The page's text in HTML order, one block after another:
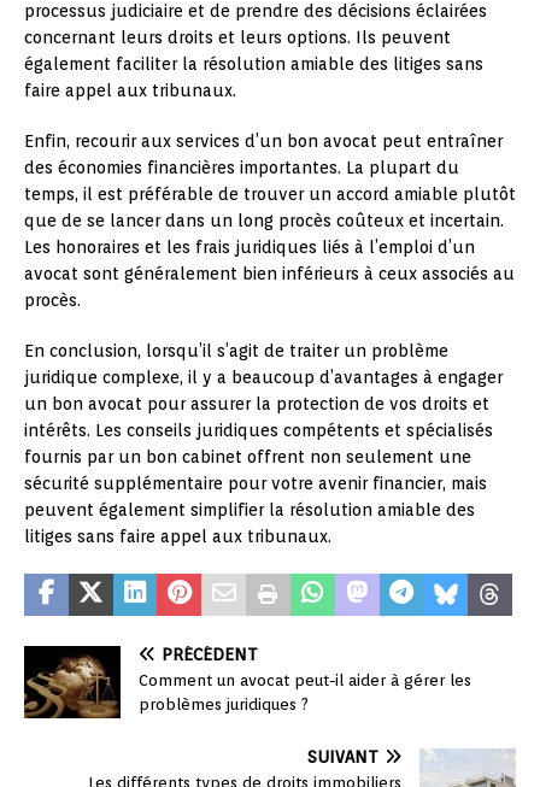
processus judiciaire et de prendre des décisions éclairées
concernant leurs droits et leurs options. Ils peuvent
également faciliter la résolution amiable des litiges sans
faire appel aux tribunaux.
Enfin, recourir aux services d’un bon avocat peut entraîner
des économies financières importantes. La plupart du
temps, il est préférable de trouver un accord amiable plutôt
que de se lancer dans un long procès coûteux et incertain.
Les honoraires et les frais juridiques liés à l’emploi d’un
avocat sont généralement bien inférieurs à ceux associés au
procès.
En conclusion, lorsqu’il s’agit de traiter un problème
juridique complexe, il y a beaucoup d’avantages à engager
un bon avocat pour assurer la protection de vos droits et
intérêts. Les conseils juridiques compétents et spécialisés
fournis par un bon cabinet offrent non seulement une
sécurité supplémentaire pour votre avenir financier, mais
peuvent également simplifier la résolution amiable des
litiges sans faire appel aux tribunaux.
PRÉCÉDENT
Comment un avocat peut-il aider à gérer les
problèmes juridiques ?
SUIVANT
Les différents types de droits immobiliers